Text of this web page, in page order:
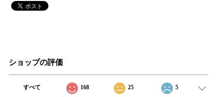
ショップの評価
すべて 168 25 5